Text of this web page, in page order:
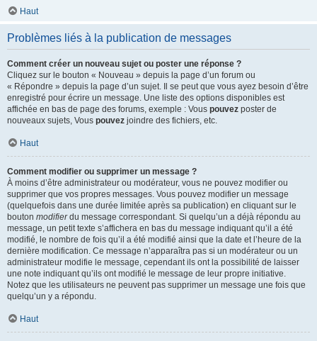
Haut
Problèmes liés à la publication de messages
Comment créer un nouveau sujet ou poster une réponse ?
Cliquez sur le bouton « Nouveau » depuis la page d’un forum ou
« Répondre » depuis la page d’un sujet. Il se peut que vous ayez besoin d’être
enregistré pour écrire un message. Une liste des options disponibles est
affichée en bas de page des forums, exemple : Vous pouvez poster de
nouveaux sujets, Vous pouvez joindre des fichiers, etc.
Haut
Comment modifier ou supprimer un message ?
À moins d’être administrateur ou modérateur, vous ne pouvez modifier ou
supprimer que vos propres messages. Vous pouvez modifier un message
(quelquefois dans une durée limitée après sa publication) en cliquant sur le
bouton modifierdu message correspondant. Si quelqu’un a déjà répondu au
message, un petit texte s’affichera en bas du message indiquant qu’il a été
modifié, le nombre de fois qu’il a été modifié ainsi que la date et l’heure de la
dernière modification. Ce message n’apparaîtra pas si un modérateur ou un
administrateur modifie le message, cependant ils ont la possibilité de laisser
une note indiquant qu’ils ont modifié le message de leur propre initiative.
Notez que les utilisateurs ne peuvent pas supprimer un message une fois que
quelqu’un y a répondu.
Haut